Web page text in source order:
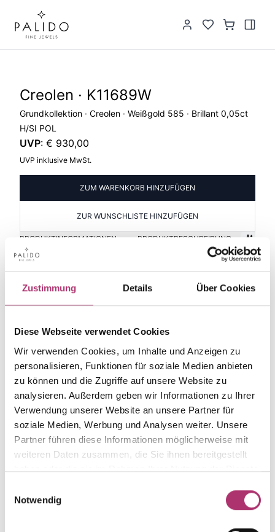
Zustimmung Details Über Cookies
Diese Webseite verwendet Cookies
Wir verwenden Cookies, um Inhalte und Anzeigen zu
personalisieren, Funktionen für soziale Medien anbieten
zu können und die Zugriffe auf unsere Website zu
analysieren. Außerdem geben wir Informationen zu Ihrer
Verwendung unserer Website an unsere Partner für
soziale Medien, Werbung und Analysen weiter. Unsere
Partner führen diese Informationen möglicherweise mit
weiteren Daten zusammen, die Sie ihnen bereitgestellt
haben oder die sie im Rahmen Ihrer Nutzung der Dienste
Notwendig
Creolen · K11689W
Grundkollektion · Creolen · Weißgold 585 · Brillant 0,05ct
H/SI POL
UVP: € 930,00
UVP inklusive MwSt.
ZUM WARENKORB HINZUFÜGEN
ZUR WUNSCHLISTE HINZUFÜGEN
PRODUKTINFORMATIONEN PRODUKTBESCHREIBUNG
Creolen
Gold
EAN
Alternativ
Feingehalt
585
Farbe
Weißgold
Steinfarbe
weiß
Steinart
Diamant
Stein
Größe